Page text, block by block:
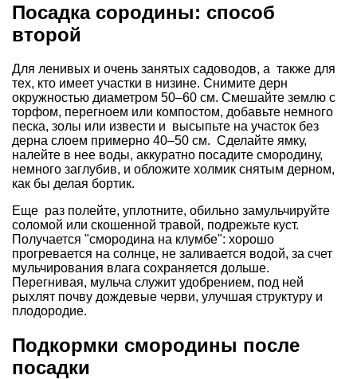
Посадка сородины: способ
второй
Для ленивых и очень занятых садоводов, а также для
тех, кто имеет участки в низине. Снимите дерн
окружностью диаметром 50–60 см. Смешайте землю с
торфом, перегноем или компостом, добавьте немного
песка, золы или извести и высыпьте на участок без
дерна слоем примерно 40–50 см. Сделайте ямку,
налейте в нее воды, аккуратно посадите смородину,
немного заглубив, и обложите холмик снятым дерном,
как бы делая бортик.
Еще раз полейте, уплотните, обильно замульчируйте
соломой или скошенной травой, подрежьте куст.
Получается "смородина на клумбе": хорошо
прогревается на солнце, не заливается водой, за счет
мульчирования влага сохраняется дольше.
Перегнивая, мульча служит удобрением, под ней
рыхлят почву дождевые черви, улучшая структуру и
плодородие.
Подкормки смородины после
посадки